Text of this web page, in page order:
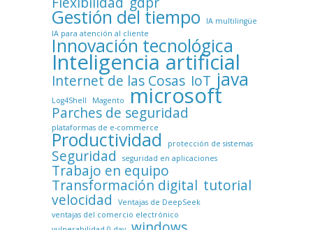
Gestión del tiempo
IA multilingüe
IA para atención al cliente
Innovación tecnológica
Inteligencia artificial
Internet de las Cosas IoT java
Log4Shell Magento microsoft
Parches de seguridad
plataformas de e-commerce
Productividad protección de sistemas
Seguridad seguridad en aplicaciones
Trabajo en equipo
Transformación digital tutorial
velocidad
Ventajas de DeepSeek
ventajas del comercio electrónico